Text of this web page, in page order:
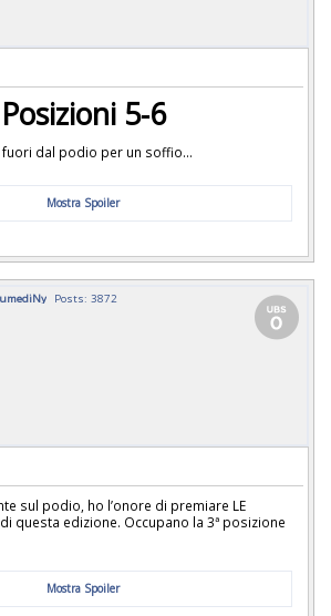
Posizioni 5-6
dal podio per un soffio...
Mostra Spoiler
Posts: 3872
sul podio, ho l’onore di premiare LE
questa edizione. Occupano la 3ª posizione
Mostra Spoiler